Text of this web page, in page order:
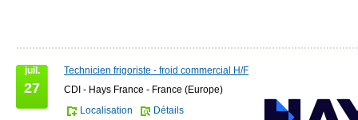
juil.
27
Technicien frigoriste - froid commercial H/F
CDI - Hays France - France (Europe)
Localisation
Détails